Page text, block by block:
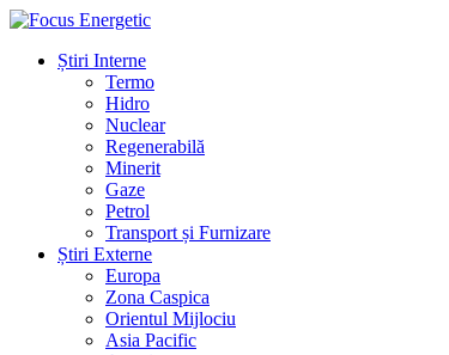
Știri Interne
Termo
Hidro
Nuclear
Regenerabilă
Minerit
Gaze
Petrol
Transport și Furnizare
Știri Externe
Europa
Zona Caspica
Orientul Mijlociu
Asia Pacific